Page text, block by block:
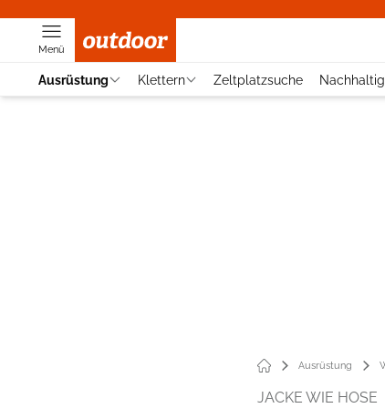
Menü
Ausrüstung Klettern Zeltplatzsuche
Ausrüstung
JACKE WIE HOSE